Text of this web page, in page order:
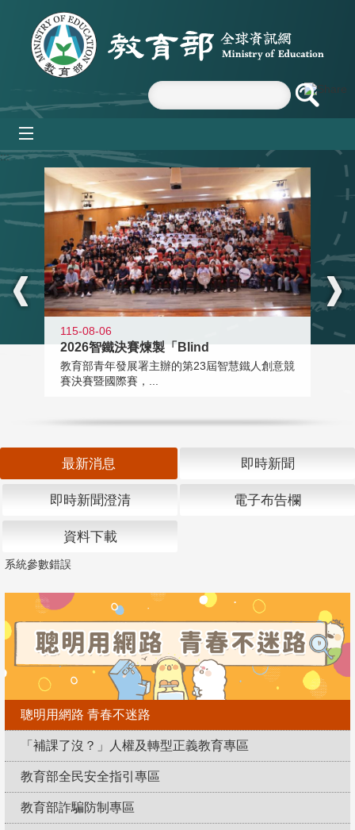
跳到主要內容區塊
:::
115-08-06
2026智鐵決賽煉製「Blind
教育部青年發展署主辦的第23屆智慧鐵人創意競
賽決賽暨國際賽，...
最新消息 即時新聞
即時新聞澄清 電子布告欄
資料下載
系統參數錯誤
聰明用網路 青春不迷路
「補課了沒？」人權及轉型正義教育專區
教育部全民安全指引專區
教育部詐騙防制專區